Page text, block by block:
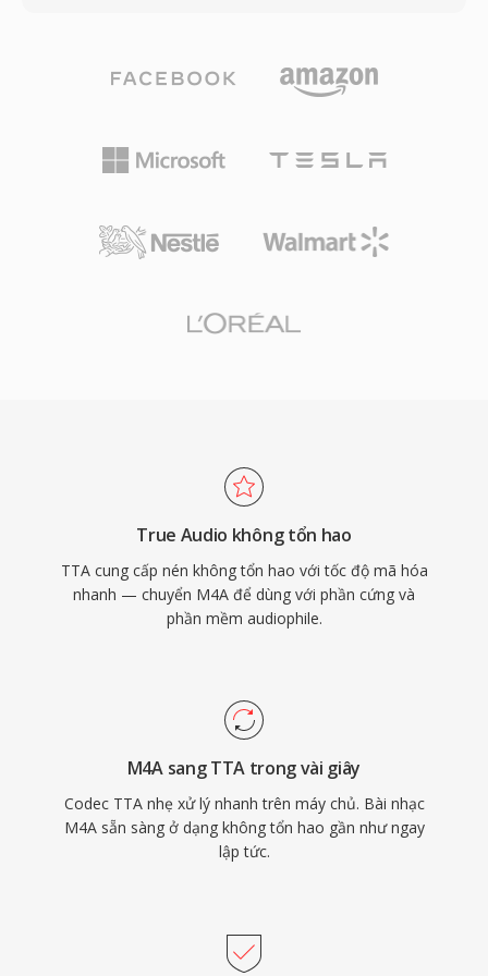
với các codec lossy cũ, siêu dữ liệu phong phú
qua cấu trúc atom MP4 (ảnh bìa, chương, lời
trình lossy lẫn lossless.
lý là một trong những thế mạnh nổi bật của
không đòi hỏi CPU cao, giữ nhẹ nhàng ngay cả
trên phần cứng cũ. Cấu trúc tệp hỗ trợ thẻ siêu
hát và ảnh bìa album đi kèm âm thanh. Một số
định dạng không tổn hao cạnh tranh. Phiên bản
trong bối cảnh âm thanh không tổn hao, TTA
tiếp tục phục vụ người dùng coi trọng sự đơn
giản và nén trong suốt.
True Audio không tổn hao
TTA cung cấp nén không tổn hao với tốc độ mã hóa
nhanh — chuyển M4A để dùng với phần cứng và
phần mềm audiophile.
M4A sang TTA trong vài giây
Codec TTA nhẹ xử lý nhanh trên máy chủ. Bài nhạc
M4A sẵn sàng ở dạng không tổn hao gần như ngay
lập tức.